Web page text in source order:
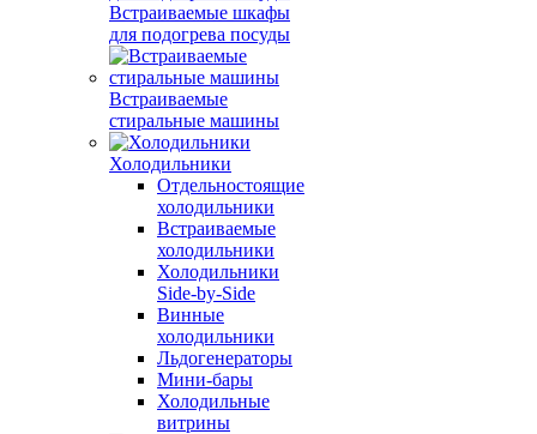
Встраиваемые шкафы
для подогрева посуды
Встраиваемые
стиральные машины
Холодильники
Отдельностоящие
холодильники
Встраиваемые
холодильники
Холодильники
Side-by-Side
Винные
холодильники
Льдогенераторы
Мини-бары
Холодильные
витрины